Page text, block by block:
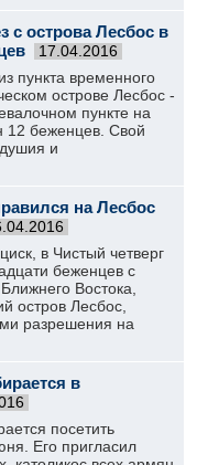
с острова Лесбос в
17.04.2016
пункта временного
острове Лесбос -
пункте на
12 беженцев. Свой
и
на Лесбос
в Чистый четверг
беженцев с
Востока,
остров Лесбос,
разрешения на
в
посетить
Его пригласил